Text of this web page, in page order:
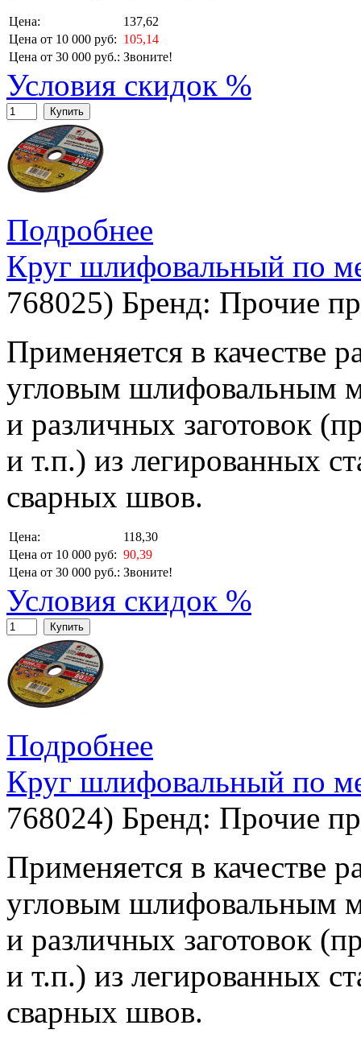
Цена:
137,62
Цена от 10 000 руб: 105,14
Цена от 30 000 руб.: Звоните!
Условия скидок %
Купить
Подробнее
Круг шлифовальный по
768025) Бренд: Прочие
Применяется в качестве
угловым шлифовальным
и различных заготовок
и т.п.) из легированных
сварных швов.
Цена:
118,30
Цена от 10 000 руб: 90,39
Цена от 30 000 руб.: Звоните!
Условия скидок %
Купить
Подробнее
Круг шлифовальный по
768024) Бренд: Прочие
Применяется в качестве
угловым шлифовальным
и различных заготовок
и т.п.) из легированных
сварных швов.